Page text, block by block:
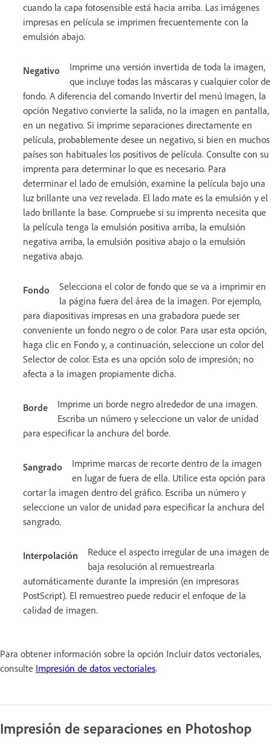
cuando la capa fotosensible está hacia arriba. Las imágenes
impresas en película se imprimen frecuentemente con la
emulsión abajo.
Negativo
Imprime una versión invertida de toda la imagen,
que incluye todas las máscaras y cualquier color de
fondo. A diferencia del comando Invertir del menú Imagen, la
opción Negativo convierte la salida, no la imagen en pantalla,
en un negativo. Si imprime separaciones directamente en
película, probablemente desee un negativo, si bien en muchos
países son habituales los positivos de película. Consulte con su
imprenta para determinar lo que es necesario. Para
determinar el lado de emulsión, examine la película bajo una
luz brillante una vez revelada. El lado mate es la emulsión y el
lado brillante la base. Compruebe si su imprenta necesita que
la película tenga la emulsión positiva arriba, la emulsión
negativa arriba, la emulsión positiva abajo o la emulsión
negativa abajo.
Fondo
Selecciona el color de fondo que se va a imprimir en
la página fuera del área de la imagen. Por ejemplo,
para diapositivas impresas en una grabadora puede ser
conveniente un fondo negro o de color. Para usar esta opción,
haga clic en Fondo y, a continuación, seleccione un color del
Selector de color. Esta es una opción solo de impresión; no
afecta a la imagen propiamente dicha.
Borde
Imprime un borde negro alrededor de una imagen.
Escriba un número y seleccione un valor de unidad
para especificar la anchura del borde.
Sangrado
Imprime marcas de recorte dentro de la imagen
en lugar de fuera de ella. Utilice esta opción para
cortar la imagen dentro del gráfico. Escriba un número y
seleccione un valor de unidad para especificar la anchura del
sangrado.
Interpolación
Reduce el aspecto irregular de una imagen de
baja resolución al remuestrearla
automáticamente durante la impresión (en impresoras
PostScript). El remuestreo puede reducir el enfoque de la
calidad de imagen.
Para obtener información sobre la opción Incluir datos vectoriales,
consulte Impresión de datos vectoriales.
Impresión de separaciones en Photoshop